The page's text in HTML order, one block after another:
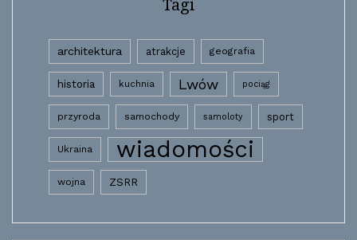
Tagi
architektura atrakcje geografia
historia kuchnia Lwów pociąg
przyroda samochody samoloty sport
Ukraina wiadomości
wojna ZSRR